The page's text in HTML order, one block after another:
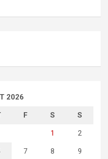
2026
F S S
1 2
7 8 9